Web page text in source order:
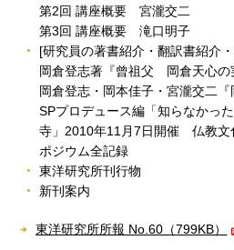
第2回 講座概要 宮瀧交二
第3回 講座概要 滝口明子
[研究員の著書紹介・翻訳書紹介
岡倉登志著『曾祖父 岡倉天心の
岡倉登志・岡本佳子・宮瀧交二
SPプロデュース編「知らなかっ
寺」2010年11月7日開催 仏教
ポジウム全記録
東洋研究所刊行物
新刊案内
東洋研究所所報 No.60（799KB）